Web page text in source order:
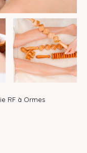
RF à Ormes